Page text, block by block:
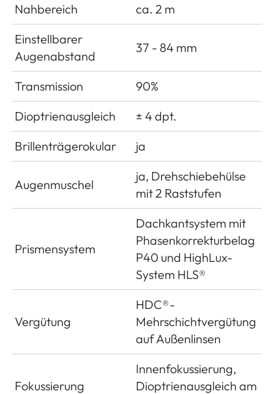
Nahbereich
ca. 2 m
Einstellbarer
Augenabstand
37 - 84 mm
Transmission
90%
Dioptrienausgleich
± 4 dpt.
Brillenträgerokular
ja
Augenmuschel
ja, Drehschiebehülse
mit 2 Raststufen
Prismensystem
Dachkantsystem mit
Phasenkorrekturbelag
P40 und HighLux-
System HLS®
Vergütung
HDC®-
Mehrschichtvergütung
auf Außenlinsen
Fokussierung
Innenfokussierung,
Dioptrienausgleich am